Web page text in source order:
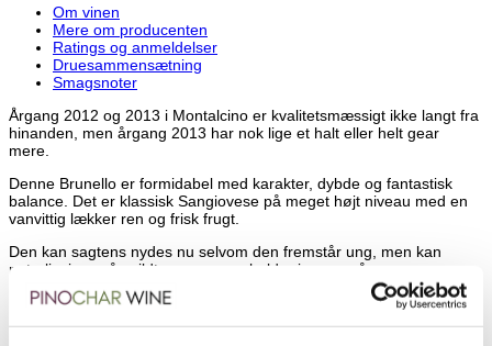
Om vinen
Mere om producenten
Ratings og anmeldelser
Druesammensætning
Smagsnoter
Årgang 2012 og 2013 i Montalcino er kvalitetsmæssigt ikke langt fra
hinanden, men årgang 2013 har nok lige et halt eller helt gear
mere.
Denne Brunello er formidabel med karakter, dybde og fantastisk
balance. Det er klassisk Sangiovese på meget højt niveau med en
vanvittig lækker ren og frisk frugt.
Den kan sagtens nydes nu selvom den fremstår ung, men kan
naturligvis også snildt gemmes og holder i mange år.
Det er Brunello i den absolutte superliga!